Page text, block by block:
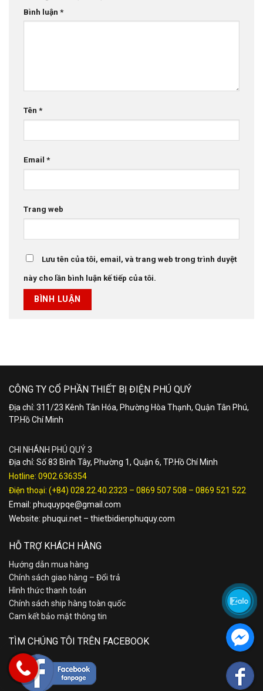
Bình luận *
Tên *
Email *
Trang web
Lưu tên của tôi, email, và trang web trong trình duyệt
này cho lần bình luận kế tiếp của tôi.
CÔNG TY CỔ PHẦN THIẾT BỊ ĐIỆN PHÚ QUÝ
Địa chỉ: 311/23 Kênh Tân Hóa, Phường Hòa Thạnh, Quận Tân Phú,
TP.Hồ Chí Minh
CHI NHÁNH PHÚ QUÝ 3
Địa chỉ: Số 83 Bình Tây, Phường 1, Quận 6, TP.Hồ Chí Minh
Hotline: 0902.636354
Điện thoại: (+84) 028.22.40.2323 – 0869 507 508 – 0869 521 522
Email: phuquypqe@gmail.com
Website: phuqui.net – thietbidienphuquy.com
HỖ TRỢ KHÁCH HÀNG
Hướng dẫn mua hàng
Chính sách giao hàng – Đổi trả
Hình thức thanh toán
Chính sách ship hàng toàn quốc
Cam kết bảo mật thông tin
TÌM CHÚNG TÔI TRÊN FACEBOOK